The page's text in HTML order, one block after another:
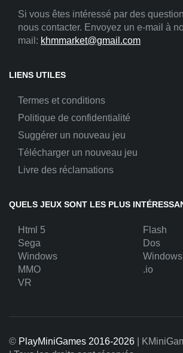
Si vous êtes intéressé par des
nous contacter. Envoyez un e-mail à
mail: khmmarket@gmail.com
LIENS UTILES
Termes et conditions
Politique de confidentialité
Suggérer un nouveau jeu
Télécharger un nouveau jeu
Livre des réclamations
QUELS JEUX SONT LES PLUS
Html 5
Flash
Sega
Dos
Windows
MMO
.io
VR
© PlayMiniGames 2016-2026 |